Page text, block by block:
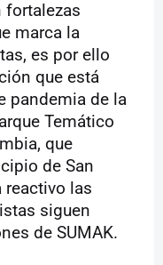
fortalezas
marca la
es por ello
que está
pandemia de la
Temático
que
de San
reactivo las
siguen
de SUMAK.